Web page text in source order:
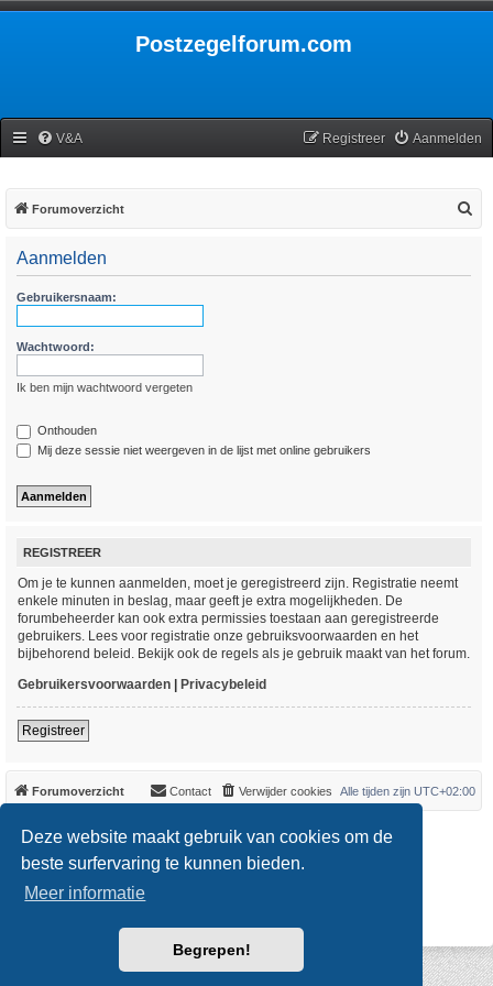
Deze website maakt gebruik van cookies om de
beste surfervaring te kunnen bieden.
Meer informatie
Begrepen!
Postzegelforum.com
V&A Aanmelden
Registreer
Forumoverzicht
Aanmelden
Gebruikersnaam:
Wachtwoord:
Ik ben mijn wachtwoord vergeten
Onthouden
Mij deze sessie niet weergeven in de lijst met online gebruikers
REGISTREER
Om je te kunnen aanmelden, moet je geregistreerd zijn. Registratie neemt
enkele minuten in beslag, maar geeft je extra mogelijkheden. De
forumbeheerder kan ook extra permissies toestaan aan geregistreerde
gebruikers. Lees voor registratie onze gebruiksvoorwaarden en het
bijbehorend beleid. Bekijk ook de regels als je gebruik maakt van het forum.
Gebruikersvoorwaarden | Privacybeleid
Registreer
Forumoverzicht Alle tijden zijn UTC+02:00
Verwijder cookies
Contact
*Original Author:Brad Veryard
*Updated to 3.3.x by MannixMD
* Style version: 3.4.0
Powered by